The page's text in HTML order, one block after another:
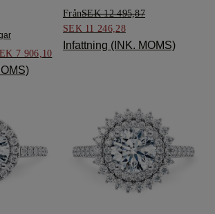
7 906,10
FrånSEK 12 495,87
SEK 11 246,28
Infattning (INK. MOMS)